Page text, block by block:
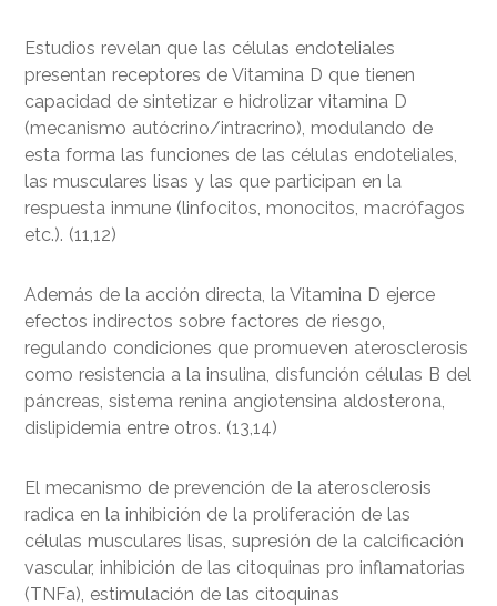
Estudios revelan que las células endoteliales
presentan receptores de Vitamina D que tienen
capacidad de sintetizar e hidrolizar vitamina D
(mecanismo autócrino/intracrino), modulando de
esta forma las funciones de las células endoteliales,
las musculares lisas y las que participan en la
respuesta inmune (linfocitos, monocitos, macrófagos
etc.). (11,12)
Además de la acción directa, la Vitamina D ejerce
efectos indirectos sobre factores de riesgo,
regulando condiciones que promueven aterosclerosis
como resistencia a la insulina, disfunción células B del
páncreas, sistema renina angiotensina aldosterona,
dislipidemia entre otros. (13,14)
El mecanismo de prevención de la aterosclerosis
radica en la inhibición de la proliferación de las
células musculares lisas, supresión de la calcificación
vascular, inhibición de las citoquinas pro inflamatorias
(TNFa), estimulación de las citoquinas